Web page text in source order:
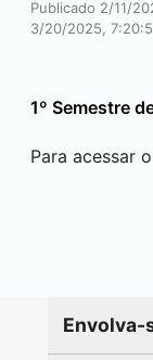
Publicado 2/11/
3/20/2025,
1º Semestre
Para acessar
Envolva-